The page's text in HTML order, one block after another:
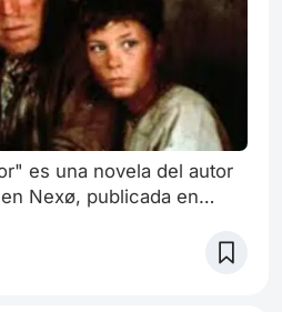
es una novela del autor
Nexø, publicada en
que se enfrenta a las